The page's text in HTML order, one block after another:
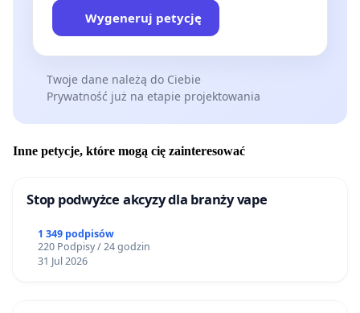
Wygeneruj petycję
Twoje dane należą do Ciebie
Prywatność już na etapie projektowania
Inne petycje, które mogą cię zainteresować
Stop podwyżce akcyzy dla branży vape
1 349 podpisów
220 Podpisy / 24 godzin
31 Jul 2026